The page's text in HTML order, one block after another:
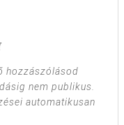
hozzászólásod
nem publikus.
automatikusan